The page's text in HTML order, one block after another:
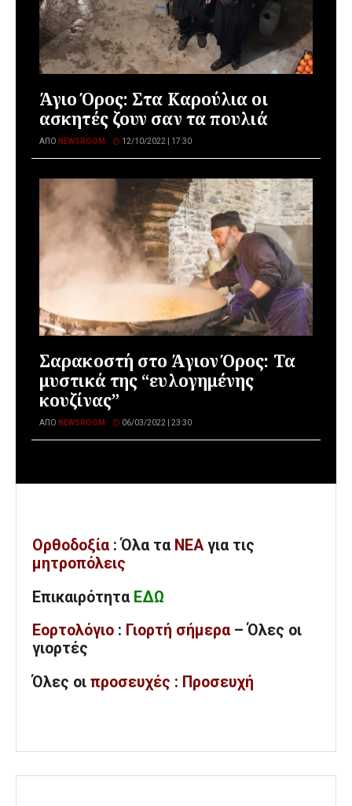
Άγιο Όρος: Στα Καρούλια οι
ασκητές ζουν σαν τα πουλιά
ΑΠΌ NEWSROOM 12/10/2022 | 17:30
Σαρακοστή στο Άγιον Όρος: Τα
μυστικά της “ευλογημένης
κουζίνας”
ΑΠΌ NEWSROOM 06/03/2022 | 23:30
Ορθοδοξία : Όλα τα ΝΕΑ για τις
μητροπόλεις
Επικαιρότητα ΕΔΩ
Εορτολόγιο : Γιορτή σήμερα – Όλες οι
γιορτές
Όλες οι προσευχές : Προσευχή